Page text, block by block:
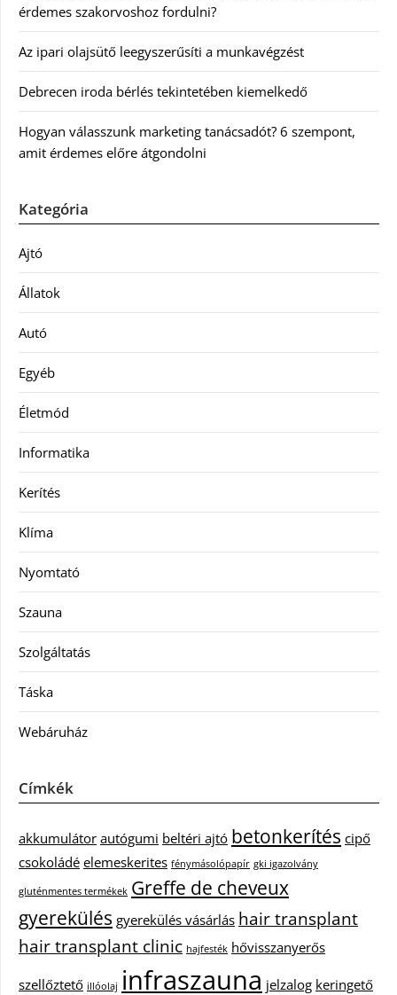
érdemes szakorvoshoz fordulni?
Az ipari olajsütő leegyszerűsíti a munkavégzést
Debrecen iroda bérlés tekintetében kiemelkedő
Hogyan válasszunk marketing tanácsadót? 6 szempont,
amit érdemes előre átgondolni
Kategória
Ajtó
Állatok
Autó
Egyéb
Életmód
Informatika
Kerítés
Klíma
Nyomtató
Szauna
Szolgáltatás
Táska
Webáruház
Címkék
akkumulátor autógumi beltéri ajtó betonkerítés cipő
csokoládé elemeskerites fénymásolópapír gki igazolvány
gluténmentes termékek Greffe de cheveux
gyerekülés gyerekülés vásárlás hair transplant
hair transplant clinic hajfesték hővisszanyerős
szellőztető illóolaj infraszauna jelzalog keringető